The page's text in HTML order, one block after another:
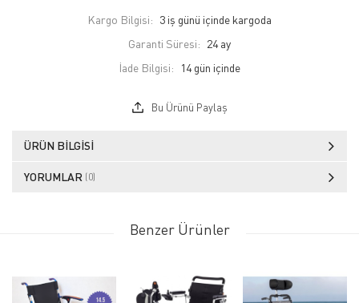
Kargo Bilgisi: 3 iş günü içinde kargoda
Garanti Süresi: 24 ay
İade Bilgisi:
Bu Ürünü Paylaş
ÜRÜN BILGISI
YORUMLAR (0)
Benzer Ürünler